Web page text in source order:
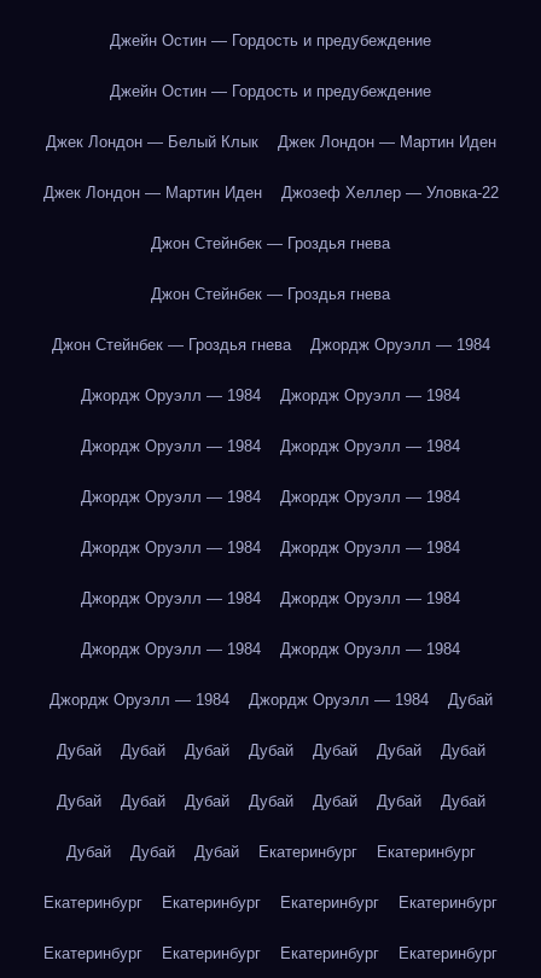
Джейн Остин — Гордость и предубеждение
Джейн Остин — Гордость и предубеждение
Джек Лондон — Белый Клык Джек Лондон — Мартин Иден
Джек Лондон — Мартин Иден Джозеф Хеллер — Уловка-22
Джон Стейнбек — Гроздья гнева
Джон Стейнбек — Гроздья гнева
Джон Стейнбек — Гроздья гнева Джордж Оруэлл — 1984
Джордж Оруэлл — 1984 Джордж Оруэлл — 1984
Джордж Оруэлл — 1984 Джордж Оруэлл — 1984
Джордж Оруэлл — 1984 Джордж Оруэлл — 1984
Джордж Оруэлл — 1984 Джордж Оруэлл — 1984
Джордж Оруэлл — 1984 Джордж Оруэлл — 1984
Джордж Оруэлл — 1984 Джордж Оруэлл — 1984
Джордж Оруэлл — 1984 Джордж Оруэлл — 1984 Дубай
Дубай Дубай Дубай Дубай Дубай Дубай Дубай
Дубай Дубай Дубай Дубай Дубай Дубай Дубай
Дубай Дубай Дубай Екатеринбург Екатеринбург
Екатеринбург Екатеринбург Екатеринбург Екатеринбург
Екатеринбург Екатеринбург Екатеринбург Екатеринбург